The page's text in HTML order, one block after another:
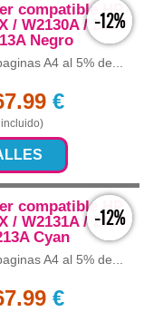
-12%
compatible HP
/ W2130A / 213Y
Negro
A4 al 5% de...
€
incluido)
-12%
compatible HP
/ W2131A / 213Y
Cyan
A4 al 5% de...
€